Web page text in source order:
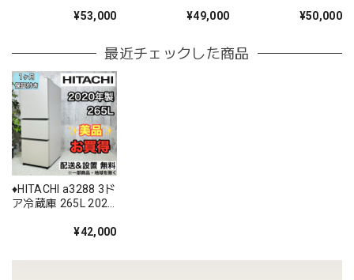
¥53,000 ¥49,000 ¥50,000
最近チェックした商品
♦️HITACHI a3288 3ド
ア冷蔵庫 265L 2020
¥42,000